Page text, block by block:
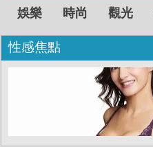
娛樂 時尚 觀光
性感焦點